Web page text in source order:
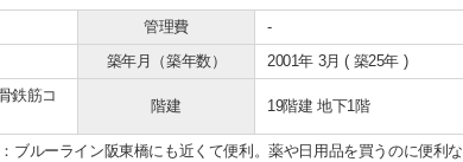
管理費
-
築年月（築年数） 2001年 3月 ( 築25年 )
鉄筋コ
階建 19階建 地下1階
ブルーライン阪東橋にも近くて便利。薬や日用品を買うのに便利な